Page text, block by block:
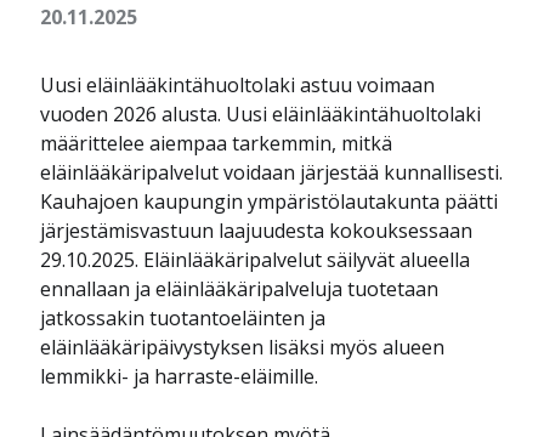
20.11.2025
Uusi eläinlääkintähuoltolaki astuu voimaan
vuoden 2026 alusta. Uusi eläinlääkintähuoltolaki
määrittelee aiempaa tarkemmin, mitkä
eläinlääkäripalvelut voidaan järjestää kunnallisesti.
Kauhajoen kaupungin ympäristölautakunta päätti
järjestämisvastuun laajuudesta kokouksessaan
29.10.2025. Eläinlääkäripalvelut säilyvät alueella
ennallaan ja eläinlääkäripalveluja tuotetaan
jatkossakin tuotantoeläinten ja
eläinlääkäripäivystyksen lisäksi myös alueen
lemmikki- ja harraste-eläimille.